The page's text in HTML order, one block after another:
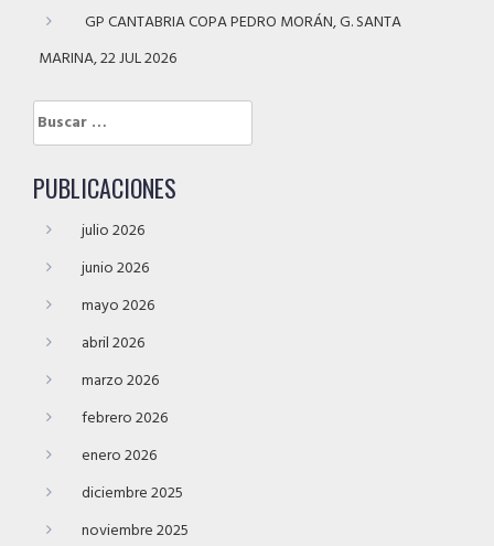
GP CANTABRIA COPA PEDRO MORÁN, G. SANTA
MARINA, 22 JUL 2026
Buscar:
PUBLICACIONES
julio 2026
junio 2026
mayo 2026
abril 2026
marzo 2026
febrero 2026
enero 2026
diciembre 2025
noviembre 2025